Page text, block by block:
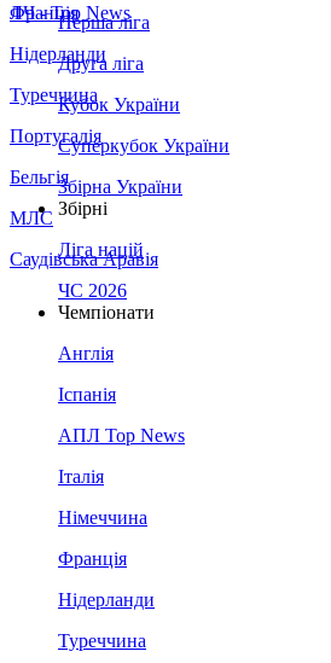
Франція
Нідерланди
Туреччина
Португалія
Бельгія
МЛС
Саудівська Аравія
ЛЧ - Top News
Перша ліга
Друга ліга
Кубок України
Суперкубок України
Збірна України
Збірні
Ліга націй
ЧС 2026
Чемпіонати
Англія
Іспанія
АПЛ Top News
Італія
Німеччина
Франція
Нідерланди
Туреччина